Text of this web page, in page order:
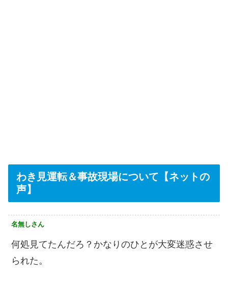
わき見運転＆事故現場について【ネットの
声】
名無しさん
何処見てたんだろ？かなりのひとが大変迷惑させ
られた。